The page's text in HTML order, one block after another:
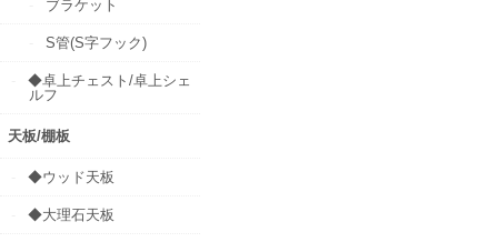
ブラケット
S管(S字フック)
◆卓上チェスト/卓上シェ
ルフ
天板/棚板
◆ウッド天板
◆大理石天板